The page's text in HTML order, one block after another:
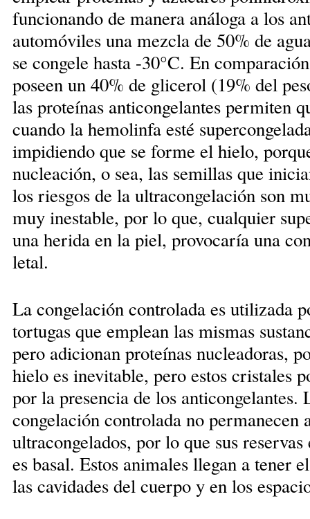
funcionando de manera análoga a los
automóviles una mezcla de 50% de
se congele hasta -30°C. En
poseen un 40% de glicerol (19% del
las proteínas anticongelantes permiten
cuando la hemolinfa esté
impidiendo que se forme el hielo,
nucleación, o sea, las semillas que
los riesgos de la ultracongelación son
muy inestable, por lo que, cualquier
una herida en la piel, provocaría una
letal.
La congelación controlada es utilizada
tortugas que emplean las mismas
pero adicionan proteínas nucleadoras,
hielo es inevitable, pero estos cristales
por la presencia de los anticongelantes.
congelación controlada no permanecen
ultracongelados, por lo que sus
es basal. Estos animales llegan a tener
las cavidades del cuerpo y en los